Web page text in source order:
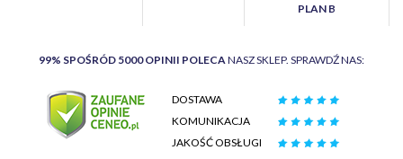
PLAN B
99% SPOŚRÓD 5000 OPINII POLECA NASZ SKLEP. SPRAWDŹ NAS:
DOSTAWA
KOMUNIKACJA
JAKOŚĆ OBSŁUGI